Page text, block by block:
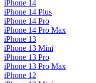
iPhone 14
iPhone 14 Plus
iPhone 14 Pro
iPhone 14 Pro Max
iPhone 13
iPhone 13 Mini
iPhone 13 Pro
iPhone 13 Pro Max
iPhone 12